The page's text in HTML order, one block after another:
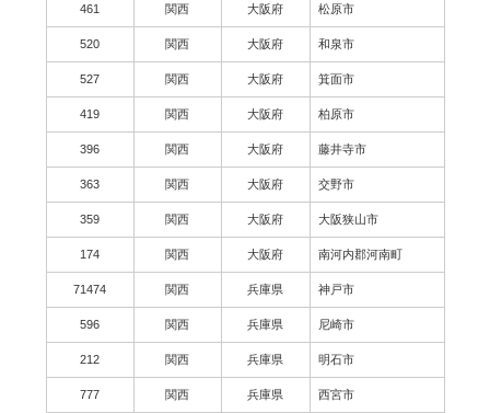
461 関西 大阪府 松原市
520 関西 大阪府 和泉市
527 関西 大阪府 箕面市
419 関西 大阪府 柏原市
396 関西 大阪府 藤井寺市
363 関西 大阪府 交野市
359 関西 大阪府 大阪狭山市
174 関西 大阪府 南河内郡河南町
71474 関西 兵庫県 神戸市
596 関西 兵庫県 尼崎市
212 関西 兵庫県 明石市
777 関西 兵庫県 西宮市